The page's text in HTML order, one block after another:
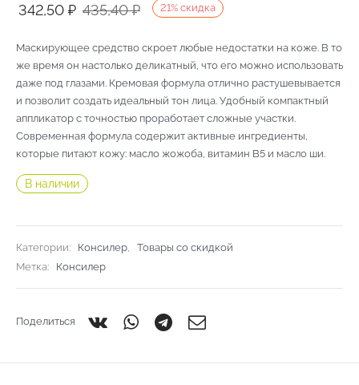
21% скидка
435,40₽
Первоначальная
составляла
435,40 ₽.
342,50 ₽
Текущая
342,50 ₽.
Маскирующее средство скроет любые недостатки на коже. В то
же время он настолько деликатный, что его можно использовать
даже под глазами. Кремовая формула отлично растушевывается
и позволит создать идеальный тон лица. Удобный компактный
аппликатор с точностью проработает сложные участки.
Современная формула содержит активные ингредиенты,
которые питают кожу: масло жожоба, витамин В5 и масло ши.
В наличии
Категории: Консилер,
Товары со скидкой
Метка:
Консилер
Поделиться